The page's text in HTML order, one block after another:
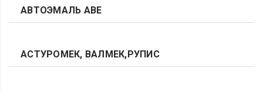
АВТОЭМАЛЬ АВЕ
АСТУРОМЕК, ВАЛМЕК,РУПИС